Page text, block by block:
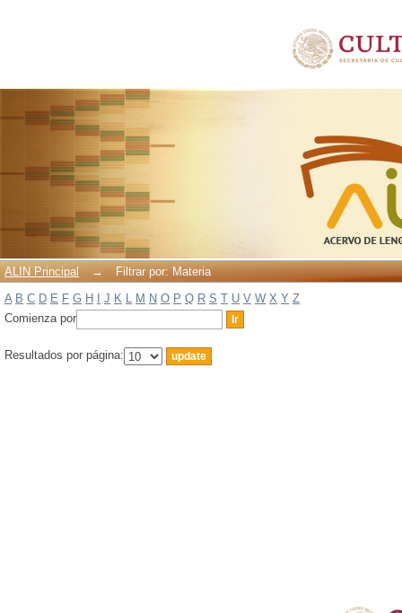
ALIN Principal →
Filtrar por: Materia
A B C D E F G H J K L M N O P Q R S T U V W X Y Z
Comienza por
Resultados por página: